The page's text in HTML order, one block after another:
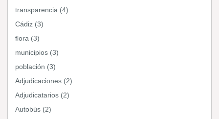
transparencia (4)
Cádiz (3)
flora (3)
municipios (3)
población (3)
Adjudicaciones (2)
Adjudicatarios (2)
Autobús (2)